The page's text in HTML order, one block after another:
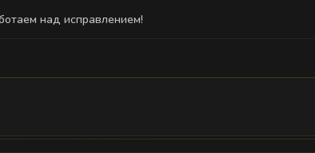
на сайте. Некоторые функции могут быть
над исправлением!